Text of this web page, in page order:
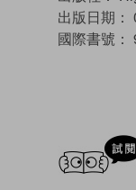
出版日期：
國際書號：